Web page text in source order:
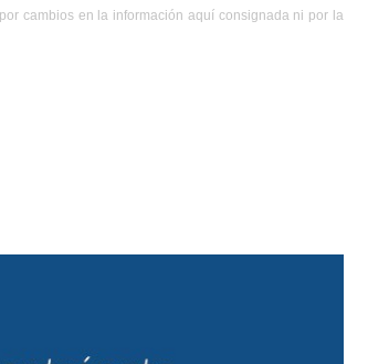
cambios en la información aquí consignada ni por la